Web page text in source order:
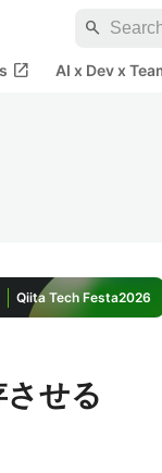
search
open_in_new AI x Dev x
Qiita Tech Festa2026
せる